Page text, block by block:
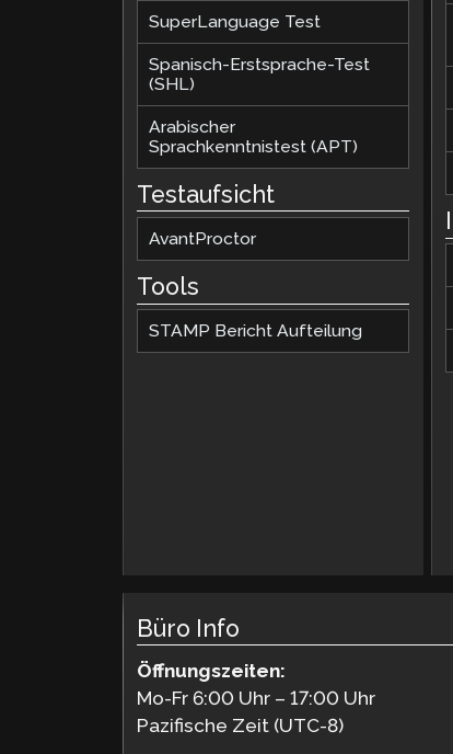
SuperLanguage Test
Spanisch-Erstsprache-Test
(SHL)
Arabischer
Sprachkenntnistest (APT)
Testaufsicht
AvantProctor
Tools
STAMP Bericht Aufteilung
Büro Info
Öffnungszeiten:
Mo-Fr 6:00 Uhr – 17:00 Uhr
Pazifische Zeit (UTC-8)